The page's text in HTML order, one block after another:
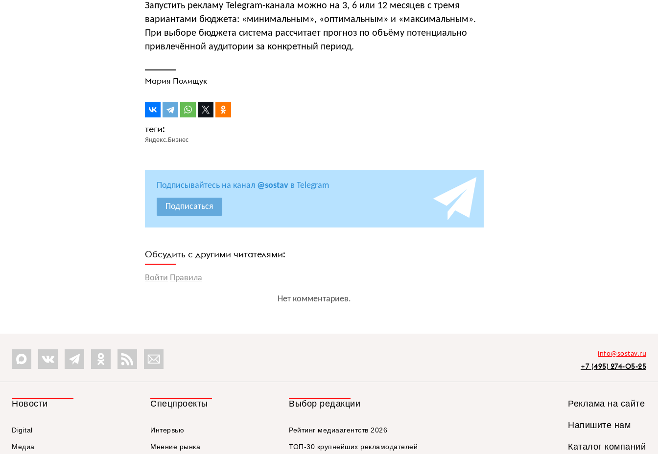
Запустить рекламу Telegram-канала можно на 3, 6 или 12 месяцев с тремя
вариантами бюджета: «минимальным», «оптимальным» и «максимальным».
При выборе бюджета система рассчитает прогноз по объёму потенциально
привлечённой аудитории за конкретный период.
Мария Полищук
Яндекс.Бизнес
Подписывайтесь на канал @sostav в Telegram
Подписаться
Обсудить с другими читателями:
Войти Правила
Нет комментариев.
info@sostav.ru
+7 (495) 274-05-25
Новости
Digital
Медиа
Спецпроекты
Интервью
Мнение рынка
Выбор редакции
Рейтинг медиаагентств 2026
ТОП-30 крупнейших рекламодателей
Реклама на сайте
Напишите нам
Каталог компаний